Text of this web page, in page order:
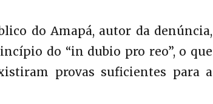
do Amapá, autor da denúncia,
do “in dubio pro reo”, o que
provas suficientes para a